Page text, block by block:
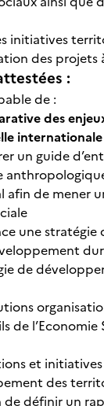
initiatives
des projets
:
de :
des
un guide
afin de mener
une stratégie
de
de l’Economie
et
des
de définir un